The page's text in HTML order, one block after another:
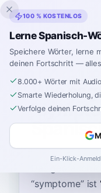
Inklingo
Startseite›Spanisch›
Wie
“symptome” ist
100 % KOSTENLOS
Lerne Spanisch-
Speichere Wörter, lerne
deinen Fortschritt —
8.000+ Wörter mit
Smarte Wiederholung,
Verfolge deinen
Ein-Klick-